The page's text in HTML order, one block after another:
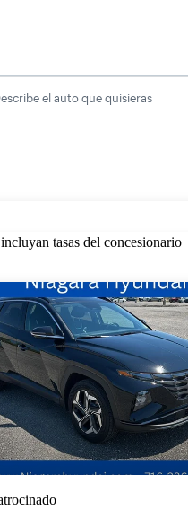
el auto que quisieras
tasas del concesionario